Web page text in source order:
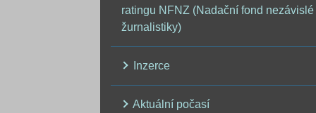
ratingu NFNZ (Nadační fond nezávislé
žurnalistiky)
Inzerce
Aktuální počasí